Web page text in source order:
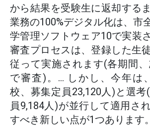
から結果を受験生に返却する
業務の100%デジタル化は、市
学管理ソフトウェア10で実装
審査プロセスは、登録した生
従って実施されます(各期間
で審査)。... しかし、今年は
校、募集定員23,120人)と選考
員9,184人)が並行して適用さ
すべき新しい点が1つあります。